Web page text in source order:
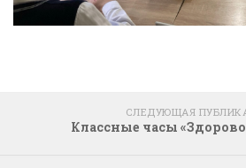
СЛЕДУЮЩАЯ
Классные часы